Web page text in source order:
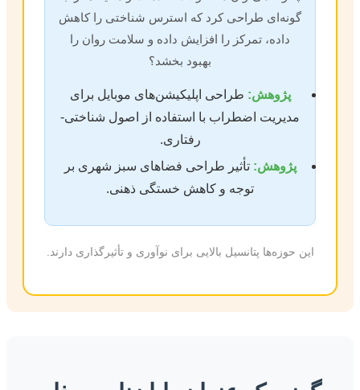
گونه‌ای طراحی کرد که استرس شناختی را کاهش
داده، تمرکز را افزایش داده و سلامت روان را
بهبود بخشد؟
پژوهش: طراحی اپلیکیشن‌های موبایل برای
مدیریت اضطراب با استفاده از اصول شناختی-
رفتاری.
پژوهش: تأثیر طراحی فضاهای سبز شهری بر
توجه و کاهش خستگی ذهنی.
این حوزه‌ها پتانسیل بالایی برای نوآوری و تأثیرگذاری دارند.